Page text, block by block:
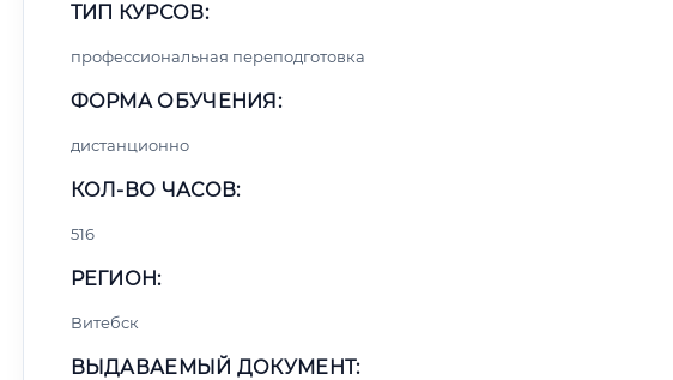
ТИП КУРСОВ:
профессиональная переподготовка
ФОРМА ОБУЧЕНИЯ:
дистанционно
КОЛ-ВО ЧАСОВ:
516
РЕГИОН:
Витебск
ВЫДАВАЕМЫЙ ДОКУМЕНТ: